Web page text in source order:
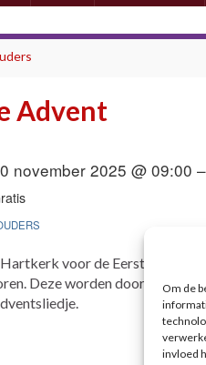
Om de
invloed
Advent
november 2025 @ 09:00
voor de Eerste advent.
Deze worden door de